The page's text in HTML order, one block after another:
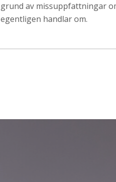
grund av missuppfattningar
egentligen handlar om.